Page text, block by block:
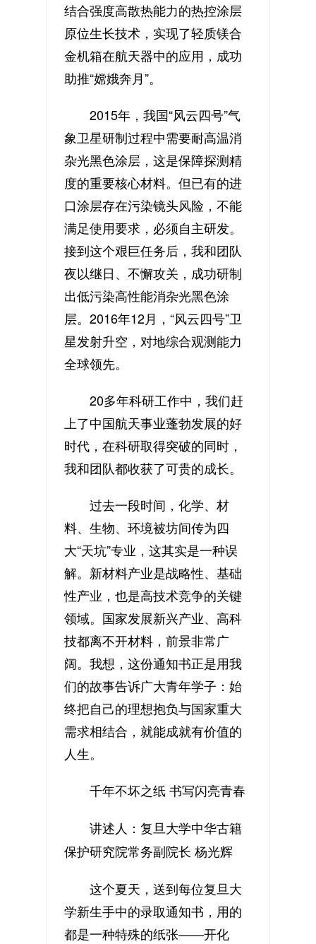
结合强度高散热能力的热控涂层
原位生长技术，实现了轻质镁合
金机箱在航天器中的应用，成功
助推“嫦娥奔月”。
2015年，我国“风云四号”气
象卫星研制过程中需要耐高温消
杂光黑色涂层，这是保障探测精
度的重要核心材料。但已有的进
口涂层存在污染镜头风险，不能
满足使用要求，必须自主研发。
接到这个艰巨任务后，我和团队
夜以继日、不懈攻关，成功研制
出低污染高性能消杂光黑色涂
层。2016年12月，“风云四号”卫
星发射升空，对地综合观测能力
全球领先。
20多年科研工作中，我们赶
上了中国航天事业蓬勃发展的好
时代，在科研取得突破的同时，
我和团队都收获了可贵的成长。
过去一段时间，化学、材
料、生物、环境被坊间传为四
大“天坑”专业，这其实是一种误
解。新材料产业是战略性、基础
性产业，也是高技术竞争的关键
领域。国家发展新兴产业、高科
技都离不开材料，前景非常广
阔。我想，这份通知书正是用我
们的故事告诉广大青年学子：始
终把自己的理想抱负与国家重大
需求相结合，就能成就有价值的
人生。
千年不坏之纸 书写闪亮青春
讲述人：复旦大学中华古籍
保护研究院常务副院长 杨光辉
这个夏天，送到每位复旦大
学新生手中的录取通知书，用的
都是一种特殊的纸张——开化